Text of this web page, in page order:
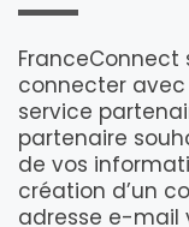
FranceConnect
connecter
service
partenaire
de vos
création d’un
adresse e-mail